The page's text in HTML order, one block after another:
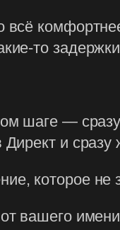
всё
то
шаге —
Директ и
которое не
вашего